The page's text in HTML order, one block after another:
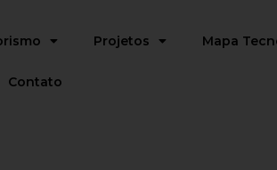
Projetos Mapa
Contato